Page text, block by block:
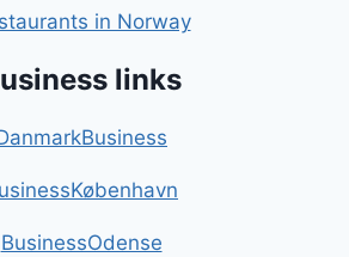
in Norway
links
BusinessOdense